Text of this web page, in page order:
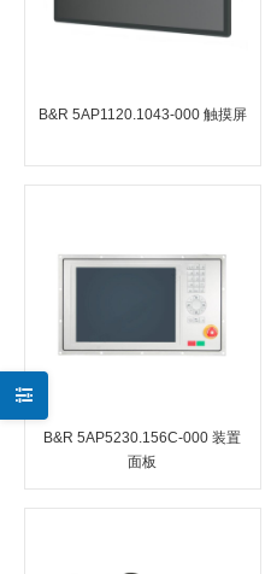
B&R 5AP1120.1043-000 触摸屏
B&R 5AP5230.156C-000 装置
面板